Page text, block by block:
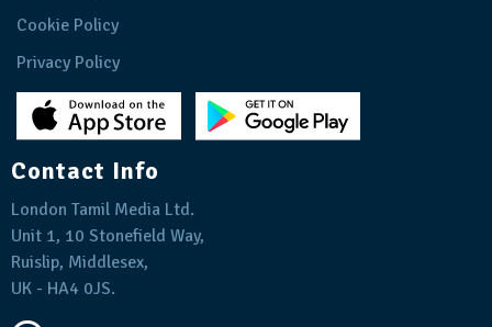
Cookie Policy
Privacy Policy
Contact Info
London Tamil Media Ltd.
Unit 1, 10 Stonefield Way,
Ruislip, Middlesex,
UK - HA4 0JS.